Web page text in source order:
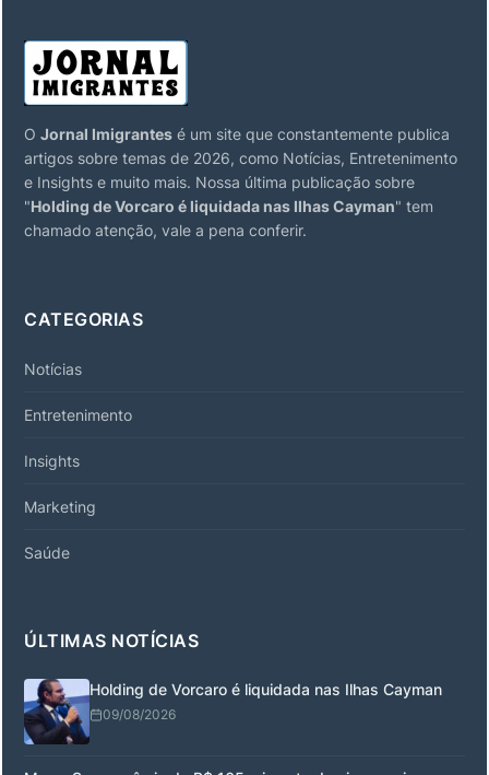
O Jornal Imigrantes é um site que constantemente publica
artigos sobre temas de 2026, como Notícias, Entretenimento
e Insights e muito mais. Nossa última publicação sobre
"Holding de Vorcaro é liquidada nas Ilhas Cayman" tem
chamado atenção, vale a pena conferir.
CATEGORIAS
Notícias
Entretenimento
Insights
Marketing
Saúde
ÚLTIMAS NOTÍCIAS
Holding de Vorcaro é liquidada nas Ilhas Cayman
09/08/2026